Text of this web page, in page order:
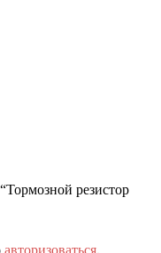
резистор
авторизоваться.